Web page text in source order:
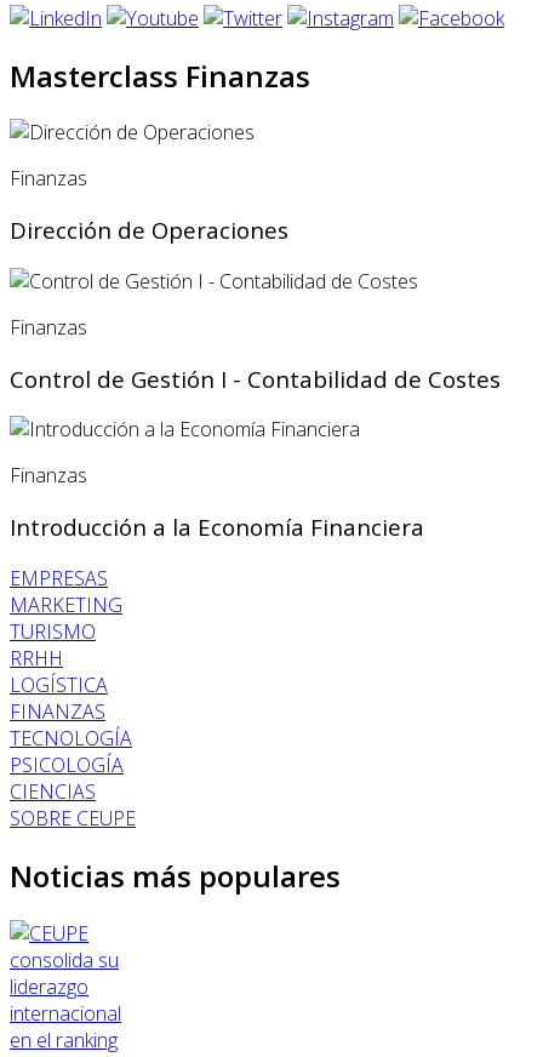
Masterclass Finanzas
Finanzas
Dirección de Operaciones
Finanzas
Control de Gestión I - Contabilidad de Costes
Finanzas
Introducción a la Economía Financiera
EMPRESAS
MARKETING
TURISMO
RRHH
LOGÍSTICA
FINANZAS
TECNOLOGÍA
PSICOLOGÍA
CIENCIAS
SOBRE CEUPE
Noticias más populares